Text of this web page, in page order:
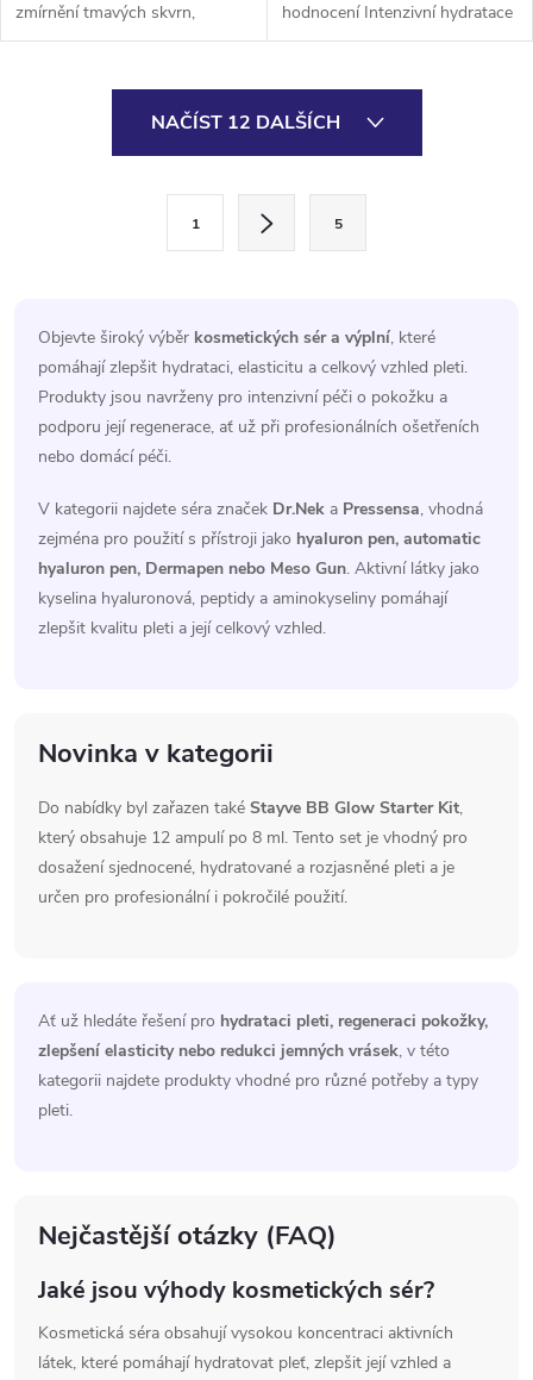
zmírnění tmavých skvrn,
pigmentových skvrn a
účelem možné nejoptimálnější
hodnocení Intenzivní hydratace
a pevnější pleť s viditelným
Hloubková hydratace díky
kyselině...
NAČÍST 12 DALŠÍCH
1 5
Objevte široký výběr kosmetických sér a výplní, které
pomáhají zlepšit hydrataci, elasticitu a celkový vzhled pleti.
Produkty jsou navrženy pro intenzivní péči o pokožku a
podporu její regenerace, ať už při profesionálních ošetřeních
nebo domácí péči.
V kategorii najdete séra značek Dr.Nek a Pressensa, vhodná
zejména pro použití s přístroji jako hyaluron pen, automatic
hyaluron pen, Dermapen nebo Meso Gun. Aktivní látky jako
kyselina hyaluronová, peptidy a aminokyseliny pomáhají
zlepšit kvalitu pleti a její celkový vzhled.
Novinka v kategorii
Do nabídky byl zařazen také Stayve BB Glow Starter Kit,
který obsahuje 12 ampulí po 8 ml. Tento set je vhodný pro
dosažení sjednocené, hydratované a rozjasněné pleti a je
určen pro profesionální i pokročilé použití.
Ať už hledáte řešení pro hydrataci pleti, regeneraci pokožky,
zlepšení elasticity nebo redukci jemných vrásek, v této
kategorii najdete produkty vhodné pro různé potřeby a typy
pleti.
Nejčastější otázky (FAQ)
Jaké jsou výhody kosmetických sér?
Kosmetická séra obsahují vysokou koncentraci aktivních
látek, které pomáhají hydratovat pleť, zlepšit její vzhled a